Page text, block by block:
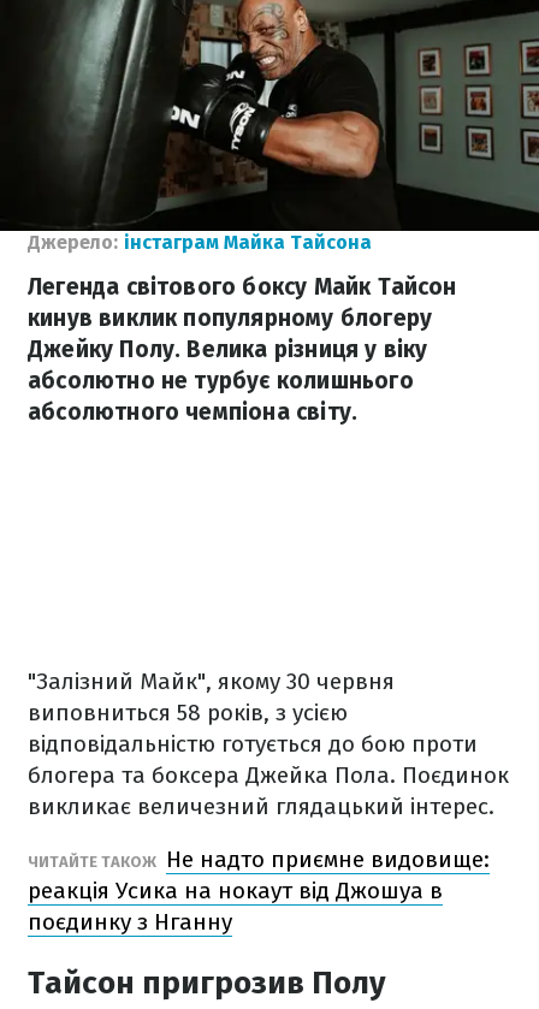
Джерело: інстаграм Майка Тайсона
Легенда світового боксу Майк Тайсон
кинув виклик популярному блогеру
Джейку Полу. Велика різниця у віку
абсолютно не турбує колишнього
абсолютного чемпіона світу.
"Залізний Майк", якому 30 червня
виповниться 58 років, з усією
відповідальністю готується до бою проти
блогера та боксера Джейка Пола. Поєдинок
викликає величезний глядацький інтерес.
ЧИТАЙТЕ ТАКОЖ
Не надто приємне видовище:
реакція Усика на нокаут від Джошуа в
поєдинку з Нганну
Тайсон пригрозив Полу